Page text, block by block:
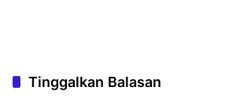
Tinggalkan Balasan